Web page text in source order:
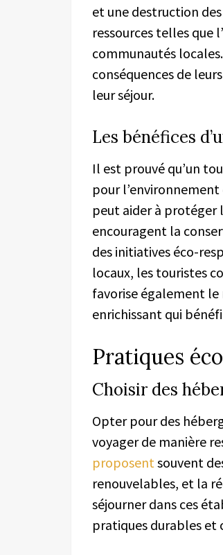
et une destruction
ressources telles que
communautés
conséquences de
leur séjour.
Les bénéfices
Il est prouvé qu’un
pour
peut aider à protéger
encouragent la
des initiatives éco-
locaux, les touristes
favorise également
enrichissant qui
Pratiques
Choisir des
Opter pour des
voyager de manière
proposent souvent
renouvelables, et la
séjourner dans ces
pratiques durables